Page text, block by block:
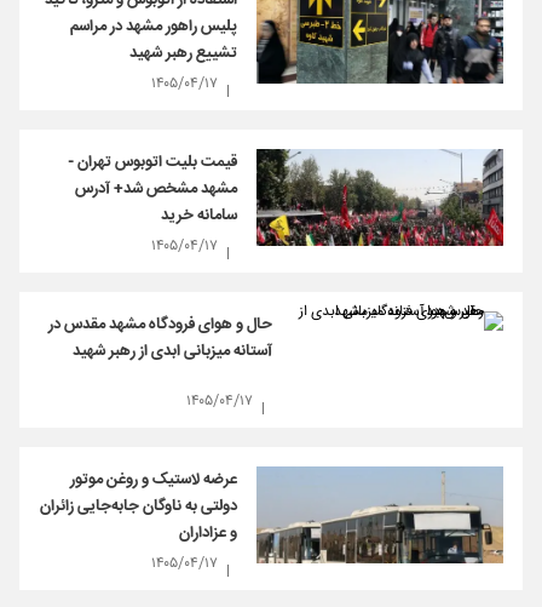
پلیس راهور مشهد در مراسم
تشییع رهبر شهید
۱۴۰۵/۰۴/۱۷
قیمت بلیت اتوبوس تهران -
مشهد مشخص شد+ آدرس
سامانه خرید
۱۴۰۵/۰۴/۱۷
حال و هوای فرودگاه مشهد مقدس در
آستانه میزبانی ابدی از رهبر شهید
۱۴۰۵/۰۴/۱۷
عرضه لاستیک و روغن موتور
دولتی به ناوگان جابه‌جایی زائران
و عزاداران
۱۴۰۵/۰۴/۱۷